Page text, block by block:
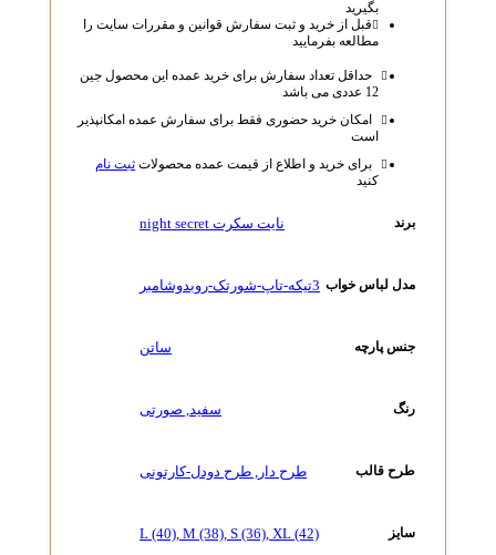
قبل از خرید و ثبت سفارش قوانین و مقررات سایت را
مطالعه بفرمایید
حداقل تعداد سفارش برای خرید عمده این محصول جین
امکان خرید حضوری فقط برای سفارش عمده امکانپذیر
برای خرید و اطلاع از قیمت عمده محصولاتثبت نام
نایت سکرت night secret
مدل لباس خواب 3تیکه-تاپ-شورتک-روبدوشامبر
جنس پارچه
,صورتی
طرح قالب طرح دار, طرح دودل-کارتونی
L (40),M (38), S (36),XL (42)